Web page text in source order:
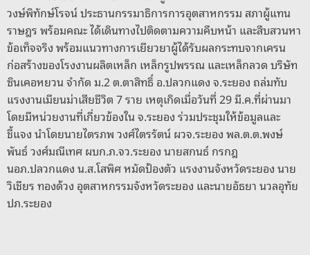
วงษ์พิทักษ์โรจน์ ประธานกรรมาธิการการอุตสาหกรรม สภาผู้แทน
ราษฎร พร้อมคณะ ได้เดินทางไปติดตามความคืบหน้า และสืบสวนหา
ข้อเท็จจริง พร้อมแนวทางการเยียวยาผู้ได้รับผลกระทบจากเครน
ก่อสร้างของโรงงานผลิตเหล็ก เหล็กรูปพรรณ และเหล็กลวด บริษัท
ซินเคอหยวน จำกัด ม.2 ต.ตาสิทธิ์ อ.ปลวกแดง จ.ระยอง ถล่มทับ
แรงงานเมียนม่าเสียชีวิต 7 ราย เหตุเกิดเมื่อวันที่ 29 มี.ค.ที่ผ่านมา
โดยมีหน่วยงานที่เกี่ยวข้องใน จ.ระยอง ร่วมประชุมให้ข้อมูลและ
ชี้แจง นำโดยนายไตรภพ วงศ์ไตรรัตน์ ผวจ.ระยอง พล.ต.ต.พงษ์
พันธ์ วงศ์มณีเทศ ผบก.ภ.จว.ระยอง นายสกนธ์ กรกฎ
นอภ.ปลวกแดง น.ส.โสพิศ หมัดป้องตัว แรงงานจังหวัดระยอง นาย
วิเชียร ทองด้วง อุตสาหกรรมจังหวัดระยอง และนายอัธยา นวลอุทัย
ปภ.ระยอง